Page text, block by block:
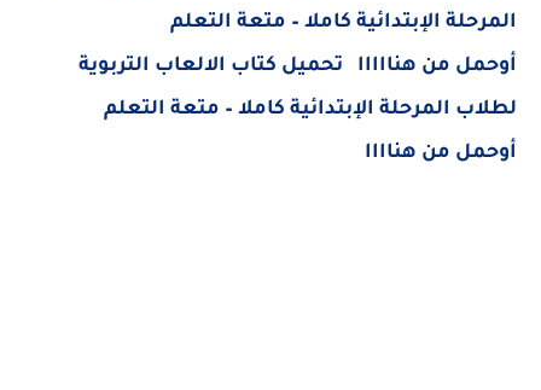
المرحلة الإبتدائية كاملا – متعة التعلم
أوحمل من هنااااا تحميل كتاب الالعاب التربوية
لطلاب المرحلة الإبتدائية كاملا – متعة التعلم
أوحمل من هناااا